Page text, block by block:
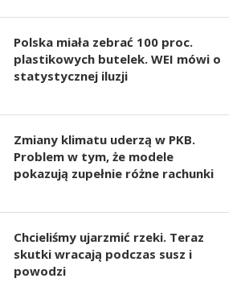
Polska miała zebrać 100 proc.
plastikowych butelek. WEI mówi o
statystycznej iluzji
Zmiany klimatu uderzą w PKB.
Problem w tym, że modele
pokazują zupełnie różne rachunki
Chcieliśmy ujarzmić rzeki. Teraz
skutki wracają podczas susz i
powodzi